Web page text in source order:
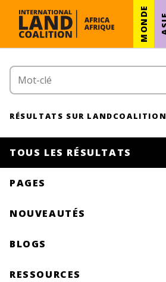
MONDE
RÉSULTATS SUR
TOUS LES RÉSULTATS
PAGES
NOUVEAUTÉS
BLOGS
RESSOURCES